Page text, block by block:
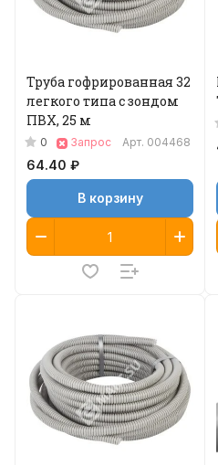
Труба гофрированная 32
легкого типа с зондом
ПВХ, 25 м
0 Запрос Арт. 004468
64.40 ₽
В корзину